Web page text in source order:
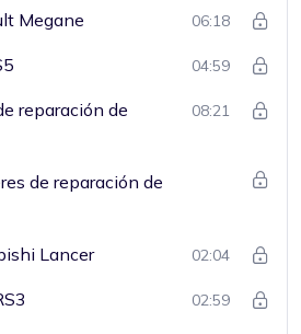
Megane 06:18
04:59
reparación de
08:21
de reparación de
Lancer 02:04
02:59